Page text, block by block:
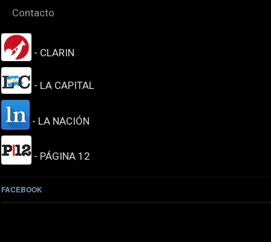
Contacto
- CLARIN
- LA CAPITAL
- LA NACIÓN
- PÁGINA 12
FACEBOOK